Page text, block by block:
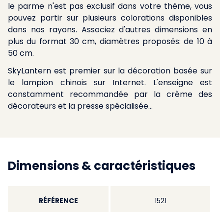
le parme n'est pas exclusif dans votre thème, vous
pouvez partir sur plusieurs colorations disponibles
dans nos rayons. Associez d'autres dimensions en
plus du format 30 cm, diamètres proposés: de 10 à
50 cm.
SkyLantern est premier sur la décoration basée sur
le lampion chinois sur Internet. L'enseigne est
constamment recommandée par la crème des
décorateurs et la presse spécialisée...
Dimensions & caractéristiques
RÉFÉRENCE 1521